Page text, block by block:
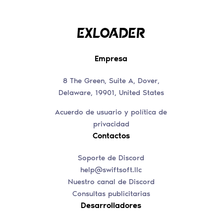
Empresa
8 The Green, Suite A, Dover,
Delaware, 19901, United States
Acuerdo de usuario y política de
privacidad
Contactos
Soporte de Discord
help@swiftsoft.llc
Nuestro canal de Discord
Consultas publicitarias
Desarrolladores